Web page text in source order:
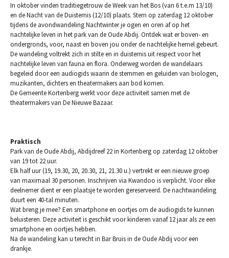
In oktober vinden traditiegetrouw de Week van het Bos (van 6 t.e.m 13/10)
en de Nacht van de Duisternis (12/10) plaats. Stem op zaterdag 12 oktober
tijdens de avondwandeling Nachtwinter je ogen en oren af op het
nachtelijke leven in het park van de Oude Abdij. Ontdek wat er boven- en
ondergronds, voor, naast en boven jou onder de nachtelijke hemel gebeurt.
De wandeling voltrekt zich in stilte en in duisternis uit respect voor het
nachtelijke leven van fauna en flora. Onderweg worden de wandelaars
begeleid door een audiogids waarin de stemmen en geluiden van biologen,
muzikanten, dichters en theatermakers aan bod komen.
De Gemeente Kortenberg werkt voor deze activiteit samen met de
theatermakers van De Nieuwe Bazaar.
Praktisch
Park van de Oude Abdij, Abdijdreef 22 in Kortenberg op zaterdag 12 oktober
van 19 tot 22 uur.
Elk half uur (19, 19.30, 20, 20.30, 21, 21.30 u.) vertrekt er een nieuwe groep
van maximaal 30 personen. Inschrijven via Kwandoo is verplicht. Voor elke
deelnemer dient er een plaatsje te worden gereserveerd. De nachtwandeling
duurt een 40-tal minuten.
Wat breng je mee? Een smartphone en oortjes om de audiogids te kunnen
beluisteren. Deze activiteit is geschikt voor kinderen vanaf 12 jaar als ze een
smartphone en oortjes hebben.
Na de wandeling kan u terecht in Bar Bruis in de Oude Abdij voor een
drankje.